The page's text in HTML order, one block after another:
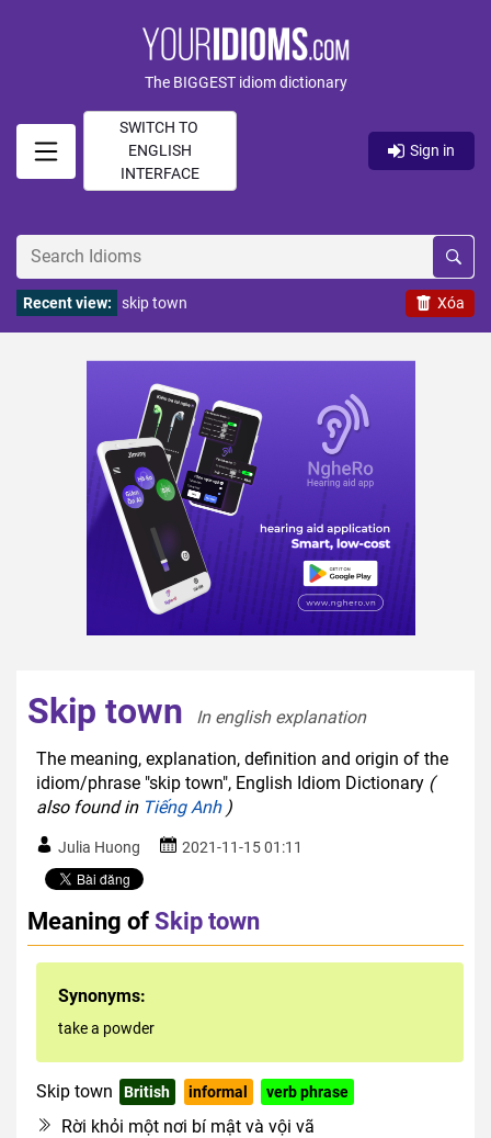
The BIGGEST idiom dictionary
SWITCH TO
ENGLISH
INTERFACE
Sign in
Xóa
Recent view: skip town
Skip town
In english explanation
The meaning, explanation, definition and origin of the
idiom/phrase "skip town", English Idiom Dictionary (
also found in Tiếng Anh)
Julia Huong 2021-11-15 01:11
Meaning ofSkip town
Synonyms:
take a powder
Skip town British informal verb phrase
Rời khỏi một nơi bí mật và vội vã